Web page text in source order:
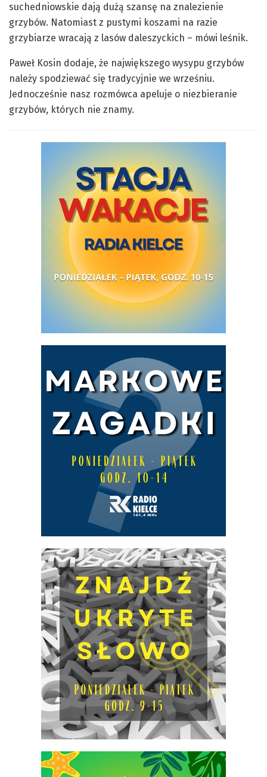
suchedniowskie dają dużą szansę na znalezienie
grzybów. Natomiast z pustymi koszami na razie
grzybiarze wracają z lasów daleszyckich – mówi leśnik.
Paweł Kosin dodaje, że największego wysypu grzybów
należy spodziewać się tradycyjnie we wrześniu.
Jednocześnie nasz rozmówca apeluje o niezbieranie
grzybów, których nie znamy.